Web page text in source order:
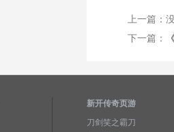
上一篇：
下一篇：
新开传奇页游
刀剑笑之霸刀